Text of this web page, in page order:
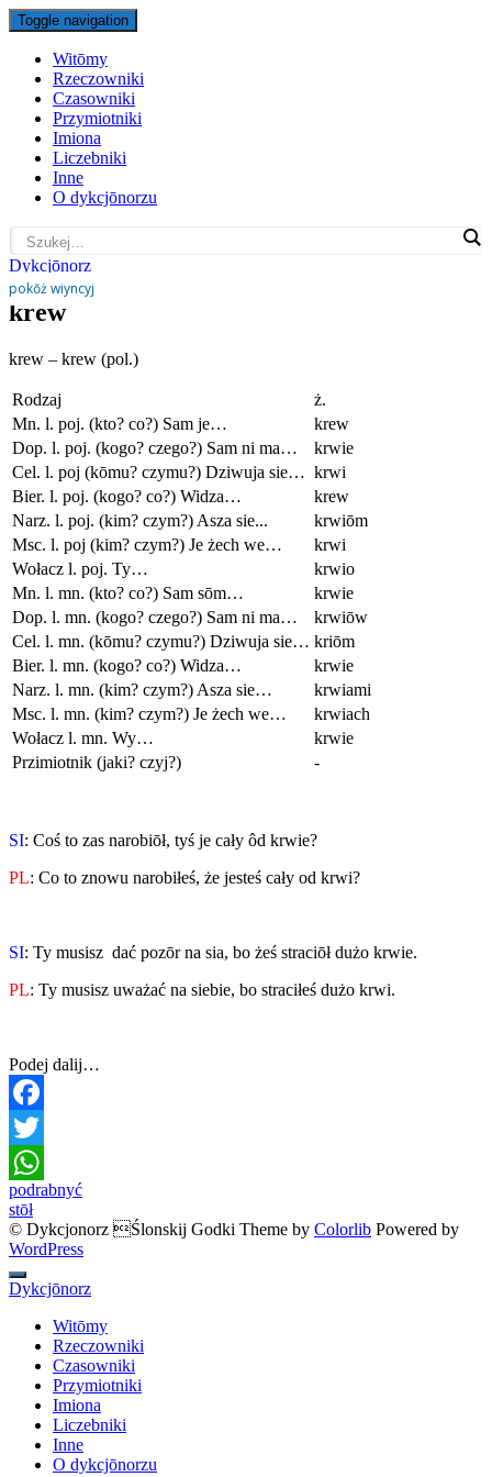
Toggle navigation
Witōmy
Rzeczowniki
Czasowniki
Przymiotniki
Imiona
Liczebniki
Inne
O dykcjōnorzu
pokŏż wiyncyj
Dykcjōnorz
krew
krew – krew (pol.)
Rodzaj
ż.
Mn. l. poj. (kto? co?) Sam je…
krew
Dop. l. poj. (kogo? czego?) Sam ni ma…
krwie
Cel. l. poj (kōmu? czymu?) Dziwuja sie… krwi
Bier. l. poj. (kogo? co?) Widza…
krew
Narz. l. poj. (kim? czym?) Asza sie...
krwiōm
Msc. l. poj (kim? czym?) Je żech we…
krwi
Wołacz l. poj. Ty…
krwio
Mn. l. mn. (kto? co?) Sam sōm…
krwie
Dop. l. mn. (kogo? czego?) Sam ni ma…
krwiōw
Cel. l. mn. (kōmu? czymu?) Dziwuja sie… kriōm
Bier. l. mn. (kogo? co?) Widza…
krwie
Narz. l. mn. (kim? czym?) Asza sie…
krwiami
Msc. l. mn. (kim? czym?) Je żech we…
krwiach
Wołacz l. mn. Wy…
krwie
Przimiotnik (jaki? czyj?)
-
SI: Coś to zas narobiōł, tyś je cały ôd krwie?
PL: Co to znowu narobiłeś, że jesteś cały od krwi?
SI: Ty musisz dać pozōr na sia, bo żeś straciōł dużo krwie.
PL: Ty musisz uważać na siebie, bo straciłeś dużo krwi.
Podej dalij…
Facebook
Twitter
WhatsApp
Post
navigation
podrabnyć
stōł
© Dykcjonorz Ślonskij Godki Theme by Colorlib Powered by
WordPress
Dykcjōnorz
Witōmy
Rzeczowniki
Czasowniki
Przymiotniki
Imiona
Liczebniki
Inne
O dykcjōnorzu